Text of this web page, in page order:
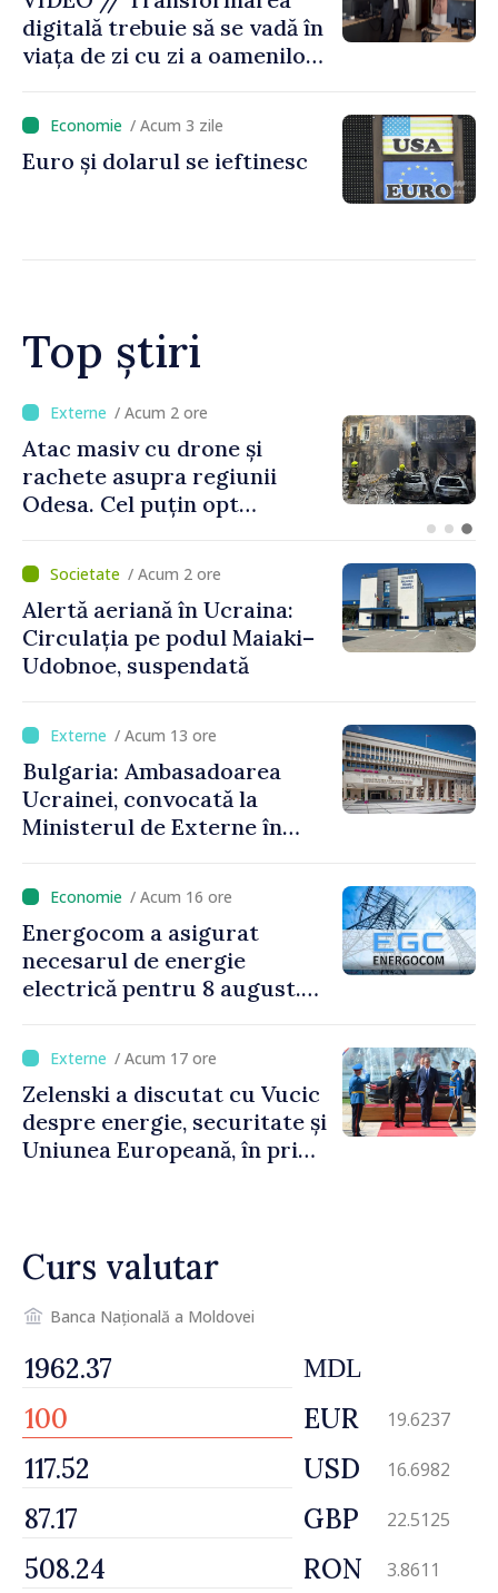
digitală trebuie să se vadă în
viața de zi cu zi a oamenilor
funcționează economia:
premierul Vasile Tofan, în
vizită la AGE
/ Acum 3 zile
Euro și dolarul se ieftinesc
Top știri
/ Acum 1 oră
Orașele din Republica
Moldova se pot înscrie în
cursa pentru titlul de
Culturii 2033”
/ Acum 2 ore
Alertă aeriană în Ucraina:
Circulația pe podul Maiaki–
Udobnoe, suspendată
/ Acum 13 ore
Bulgaria: Ambasadoarea
Ucrainei, convocată la
Ministerul de Externe în
/ Acum 16 ore
Energocom a asigurat
necesarul de energie
electrică pentru 8 august.
cetățenii să reducă
consumul în orele de vârf
/ Acum 17 ore
Zelenski a discutat cu Vucic
despre energie, securitate și
Uniunea Europeană, în prima
Curs valutar
Banca Națională a Moldovei
MDL
EUR 19.6237
USD 16.6982
GBP 22.5125
RON 3.8611